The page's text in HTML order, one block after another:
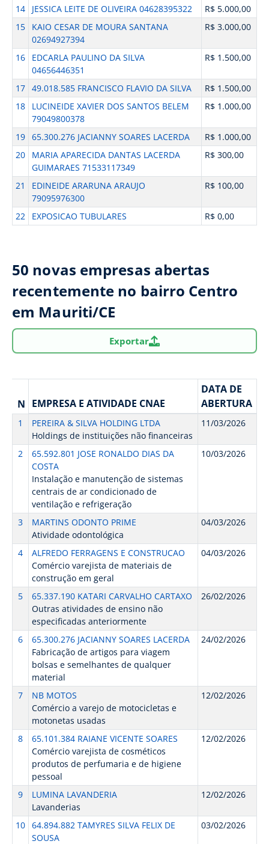
14 JESSICA LEITE DE OLIVEIRA 04628395322
R$ 5.000,00
15
KAIO CESAR DE MOURA SANTANA
02694927394
R$ 3.000,00
16
EDCARLA PAULINO DA SILVA
04656446351
R$ 1.500,00
17 49.018.585 FRANCISCO FLAVIO DA SILVA
R$ 1.500,00
18
LUCINEIDE XAVIER DOS SANTOS BELEM
79049800378
R$ 1.000,00
19 65.300.276 JACIANNY SOARES LACERDA
R$ 1.000,00
20
MARIA APARECIDA DANTAS LACERDA
GUIMARAES 71533117349
R$ 300,00
21
EDINEIDE ARARUNA ARAUJO
79095976300
R$ 100,00
22 EXPOSICAO TUBULARES R$ 0,00
50 novas empresas abertas
recentemente no bairro Centro
em Mauriti/CE
Exportar
N EMPRESA E ATIVIDADE CNAE
DATA DE
ABERTURA
1
PEREIRA & SILVA HOLDING LTDA
Holdings de instituições não financeiras
11/03/2026
2
65.592.801 JOSE RONALDO DIAS DA
COSTA
Instalação e manutenção de sistemas
centrais de ar condicionado de
ventilação e refrigeração
10/03/2026
3
MARTINS ODONTO PRIME
Atividade odontológica
04/03/2026
4
ALFREDO FERRAGENS E CONSTRUCAO
Comércio varejista de materiais de
construção em geral
04/03/2026
5
65.337.190 KATARI CARVALHO CARTAXO
Outras atividades de ensino não
especificadas anteriormente
26/02/2026
6
65.300.276 JACIANNY SOARES LACERDA
Fabricação de artigos para viagem
bolsas e semelhantes de qualquer
material
24/02/2026
7
NB MOTOS
Comércio a varejo de motocicletas e
motonetas usadas
12/02/2026
8
65.101.384 RAIANE VICENTE SOARES
Comércio varejista de cosméticos
produtos de perfumaria e de higiene
pessoal
12/02/2026
9
LUMINA LAVANDERIA
Lavanderias
12/02/2026
10 64.894.882 TAMYRES SILVA FELIX DE
SOUSA
03/02/2026